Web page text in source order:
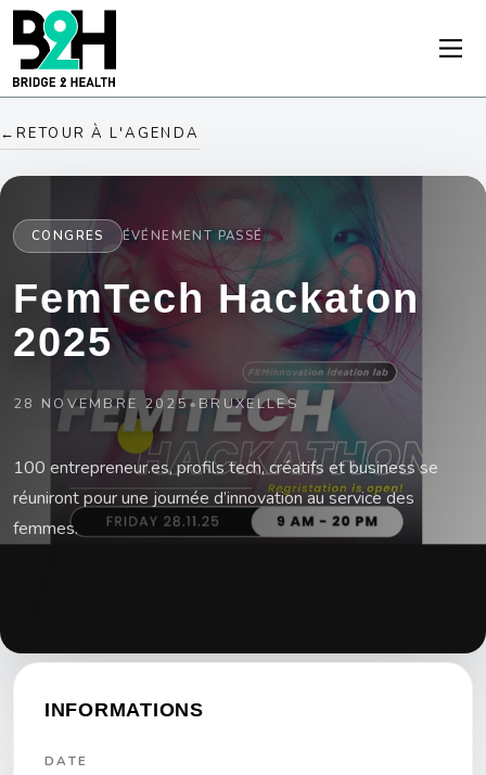
←RETOUR À L'AGENDA
CONGRES ÉVÉNEMENT PASSÉ
FemTech Hackaton
2025
28 NOVEMBRE 2025• BRUXELLES
100 entrepreneur.es, profils tech, créatifs et business se
réuniront pour une journée d’innovation au service des
femmes.
INFORMATIONS
DATE